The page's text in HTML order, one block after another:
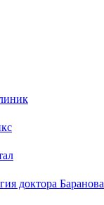
доктора Баранова